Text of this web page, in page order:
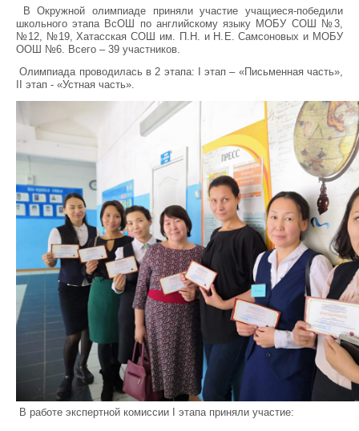
В Окружной олимпиаде приняли участие учащиеся-победили
школьного этапа ВсОШ по английскому языку МОБУ СОШ №3,
№12, №19, Хатасская СОШ им. П.Н. и Н.Е. Самсоновых и МОБУ
ООШ №6. Всего – 39 участников.
Олимпиада проводилась в 2 этапа: I этап – «Письменная часть»,
II этап - «Устная часть».
В работе экспертной комиссии I этапа приняли участие: